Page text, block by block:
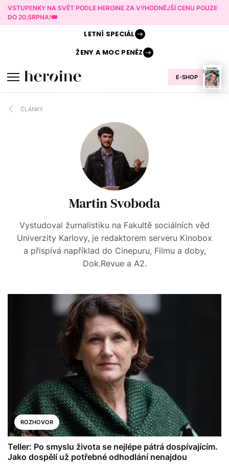
VSTUPENKY NA SVĚT PODLE HEROINE ZA VÝHODNĚJŠÍ CENU POUZE
DO 20.SRPNA!🎟️
E-SHOP
LETNÍ SPECIÁL
ŽENY AMOC PENĚZ
ČLÁNKY
Martin Svoboda
Vystudoval žurnalistiku na Fakultě sociálních věd
Univerzity Karlovy, je redaktorem serveru Kinobox
a přispívá například do Cinepuru, Filmu a doby,
Dok.Revue a A2.
ROZHOVOR
Teller: Po smyslu života se nejlépe pátrá dospívajícím.
Jako dospělí už potřebné odhodlání nenajdou